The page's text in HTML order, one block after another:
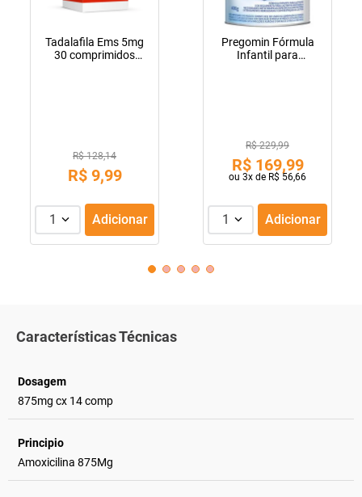
Tadalafila Ems 5mg
30 comprimidos
R$ 128,14
R$ 9,99
1 Adicionar
Pregomin Fórmula
Infantil para
R$ 229,99
R$ 169,99
ou 3x de R$ 56,66
1 Adicionar
Características Técnicas
Dosagem
875mg cx 14 comp
Principio
Amoxicilina 875Mg